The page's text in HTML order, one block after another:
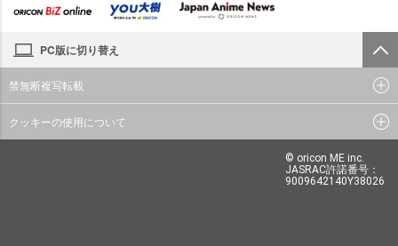
PC版に切り替え
禁無断複写転載
クッキーの使用について
© oricon ME inc.
JASRAC許諾番号：
9009642140Y38026